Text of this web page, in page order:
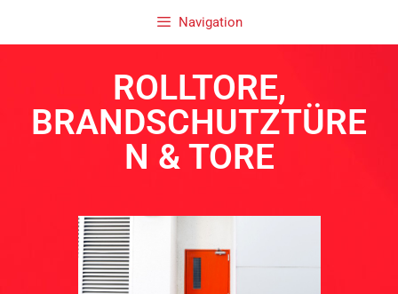
Navigation
ROLLTORE,
BRANDSCHUTZTÜRE
N & TORE